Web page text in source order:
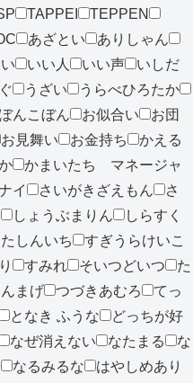
TAPPEI
TEPPEN
あざとい
ありしゃん
いい人 いい声
いしだ
うざい
うらべひろたか
んこぼん お似合い
お団
お見舞い お金持ち
かえる
かまいたち マネージャ
イ さいがきざえもん
さ
しょうぶまりん
しらすく
しんいち
すぎうらけいこ
すみれ そいつどいつ
た
まげ つづきあむろ
てっ
となき ふうな
どっちが好
なぜ消えない なたまる
な
なるみるな
はやしめあり